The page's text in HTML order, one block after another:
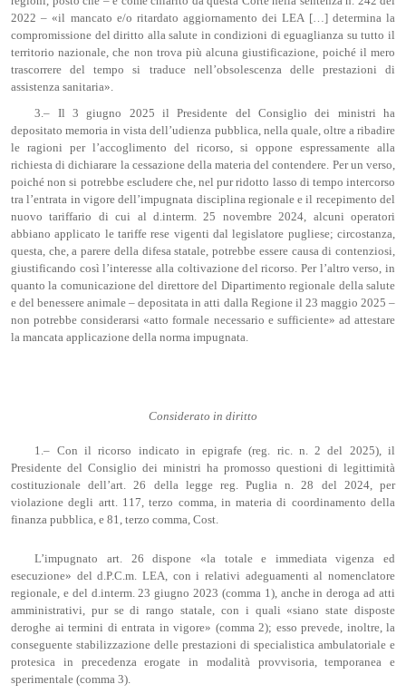
2022 – «il mancato e/o ritardato aggiornamento dei LEA […] determina la
compromissione del diritto alla salute in condizioni di eguaglianza su tutto il
territorio nazionale, che non trova più alcuna giustificazione, poiché il mero
trascorrere del tempo si traduce nell’obsolescenza delle prestazioni di
assistenza sanitaria».
3.– Il 3 giugno 2025 il Presidente del Consiglio dei ministri ha
depositato memoria in vista dell’udienza pubblica, nella quale, oltre a ribadire
le ragioni per l’accoglimento del ricorso, si oppone espressamente alla
richiesta di dichiarare la cessazione della materia del contendere. Per un verso,
poiché non si potrebbe escludere che, nel pur ridotto lasso di tempo intercorso
tra l’entrata in vigore dell’impugnata disciplina regionale e il recepimento del
nuovo tariffario di cui al d.interm. 25 novembre 2024, alcuni operatori
abbiano applicato le tariffe rese vigenti dal legislatore pugliese; circostanza,
questa, che, a parere della difesa statale, potrebbe essere causa di contenziosi,
giustificando così l’interesse alla coltivazione del ricorso. Per l’altro verso, in
quanto la comunicazione del direttore del Dipartimento regionale della salute
e del benessere animale – depositata in atti dalla Regione il 23 maggio 2025 –
non potrebbe considerarsi «atto formale necessario e sufficiente» ad attestare
la mancata applicazione della norma impugnata.
Considerato in diritto
1.– Con il ricorso indicato in epigrafe (reg. ric. n. 2 del 2025), il
Presidente del Consiglio dei ministri ha promosso questioni di legittimità
costituzionale dell’art. 26 della legge reg. Puglia n. 28 del 2024, per
violazione degli artt. 117, terzo comma, in materia di coordinamento della
finanza pubblica, e 81, terzo comma, Cost.
L’impugnato art. 26 dispone «la totale e immediata vigenza ed
esecuzione» del d.P.C.m. LEA, con i relativi adeguamenti al nomenclatore
regionale, e del d.interm. 23 giugno 2023 (comma 1), anche in deroga ad atti
amministrativi, pur se di rango statale, con i quali «siano state disposte
deroghe ai termini di entrata in vigore» (comma 2); esso prevede, inoltre, la
conseguente stabilizzazione delle prestazioni di specialistica ambulatoriale e
protesica in precedenza erogate in modalità provvisoria, temporanea e
sperimentale (comma 3).